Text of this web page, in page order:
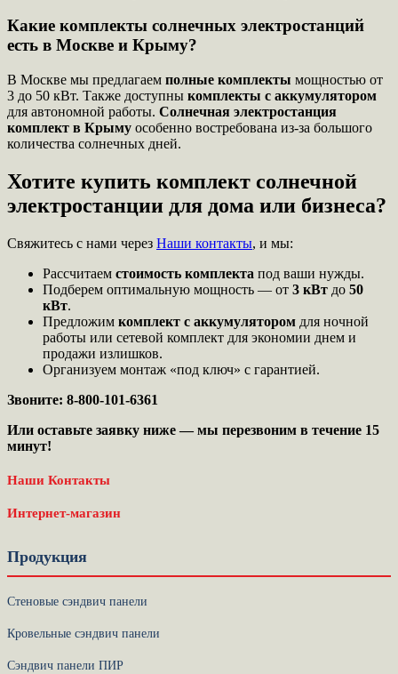
Какие комплекты солнечных электростанций
есть в Москве и Крыму?
В Москве мы предлагаем полные комплекты мощностью от
3 до 50 кВт. Также доступны комплекты с аккумулятором
для автономной работы. Солнечная электростанция
комплект в Крыму особенно востребована из-за большого
количества солнечных дней.
Хотите купить комплект солнечной
электростанции для дома или бизнеса?
Свяжитесь с нами через Наши контакты, и мы:
Рассчитаем стоимость комплекта под ваши нужды.
Подберем оптимальную мощность — от 3 кВт до 50
кВт.
Предложим комплект с аккумулятором для ночной
работы или сетевой комплект для экономии днем и
продажи излишков.
Организуем монтаж «под ключ» с гарантией.
Звоните: 8-800-101-6361
Или оставьте заявку ниже — мы перезвоним в течение 15
минут!
Наши Контакты
Интернет-магазин
Продукция
Стеновые сэндвич панели
Кровельные сэндвич панели
Сэндвич панели ПИР